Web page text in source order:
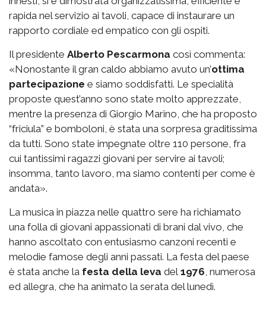
rapida nel servizio ai tavoli, capace di instaurare un
rapporto cordiale ed empatico con gli ospiti.
Il presidente Alberto Pescarmona così commenta:
«Nonostante il gran caldo abbiamo avuto un’ottima
partecipazione e siamo soddisfatti. Le specialità
proposte quest’anno sono state molto apprezzate,
mentre la presenza di Giorgio Marino, che ha proposto
“friciula” e bomboloni, è stata una sorpresa graditissima
da tutti. Sono state impegnate oltre 110 persone, fra
cui tantissimi ragazzi giovani per servire ai tavoli;
insomma, tanto lavoro, ma siamo contenti per come è
andata».
La musica in piazza nelle quattro sere ha richiamato
una folla di giovani appassionati di brani dal vivo, che
hanno ascoltato con entusiasmo canzoni recenti e
melodie famose degli anni passati. La festa del paese
è stata anche la festa della leva del 1976, numerosa
ed allegra, che ha animato la serata del lunedì.